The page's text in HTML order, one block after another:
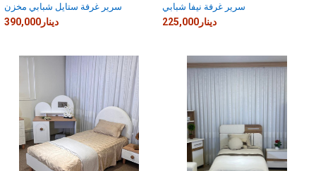
سرير غرفة ستايل شبابي مخزن
390,000دينار
سرير غرفة نيفا شبابي
225,000دينار